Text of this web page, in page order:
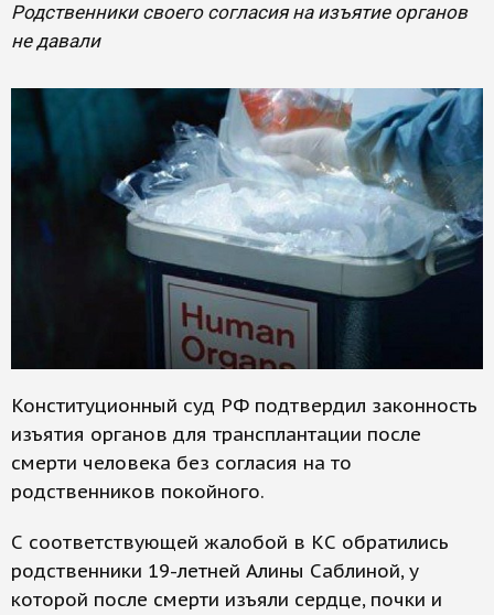
Родственники своего согласия на изъятие органов
не давали
Конституционный суд РФ подтвердил законность
изъятия органов для трансплантации после
смерти человека без согласия на то
родственников покойного.
С соответствующей жалобой в КС обратились
родственники 19-летней Алины Саблиной, у
которой после смерти изъяли сердце, почки и